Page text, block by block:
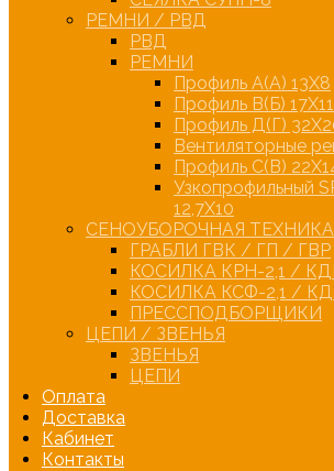
РЕМНИ / РВД
РВД
РЕМНИ
Профиль А(А) 13Х8
Профиль В(Б) 17Х11
Профиль Д(Г)
Вентиляторные
Профиль С(В)
Узкопрофильный
12,7Х10
СЕНОУБОРОЧНАЯ ТЕХНИКА
ГРАБЛИ ГВК / ГП / ГВР
КОСИЛКА КРН-2,1 /
КОСИЛКА КСФ-2,1 /
ПРЕССПОДБОРЩИКИ
ЦЕПИ / ЗВЕНЬЯ
ЗВЕНЬЯ
ЦЕПИ
Оплата
Доставка
Кабинет
Контакты